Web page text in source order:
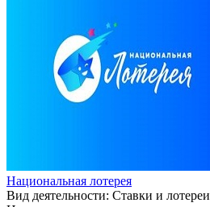
Национальная лотерея
Вид деятельности: Ставки и лотереи